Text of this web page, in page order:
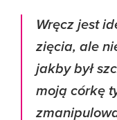
Wręcz jest
zięcia, ale
jakby był
moją córkę